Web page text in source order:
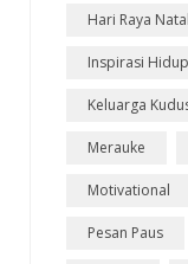
Hari Raya Natal
Inspirasi Hidup
Keluarga
Merauke
Motivational
Pesan Paus